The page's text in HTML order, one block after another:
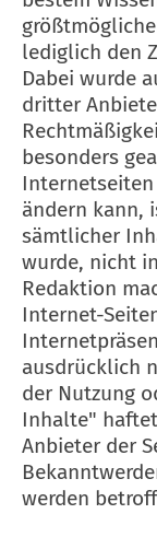
lediglich den
Dabei wurde
dritter
besonders
ändern kann,
sämtlicher
wurde, nicht
Redaktion
Internet-
ausdrücklich
der Nutzung
Inhalte"
Anbieter der
werden